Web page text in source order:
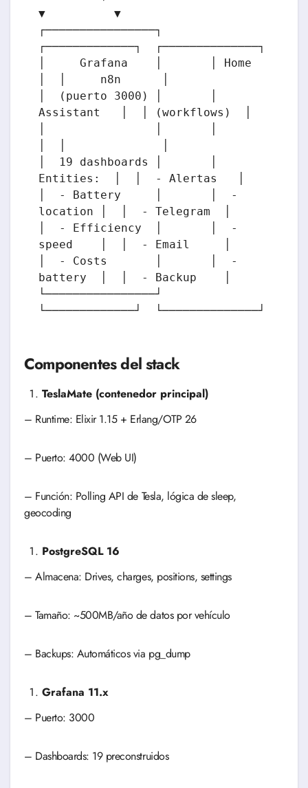
▼          ▼
┌────────────────┐
┌─────────────┐  ┌──────────────┐
│     Grafana    │       │ Home
│  │     n8n      │
│  (puerto 3000) │       │
Assistant   │  │ (workflows)  │
│  19 dashboards │       │
Entities:  │  │  - Alertas   │
│  - Battery     │       │  -
location │  │  - Telegram  │
│  - Efficiency  │       │  -
speed    │  │  - Email     │
│  - Costs       │       │  -
battery  │  │  - Backup    │
└────────────────┘
└─────────────┘  └──────────────┘
Componentes del stack
TeslaMate (contenedor principal)
– Runtime: Elixir 1.15 + Erlang/OTP 26
– Puerto: 4000 (Web UI)
– Función: Polling API de Tesla, lógica de sleep,
geocoding
PostgreSQL 16
– Almacena: Drives, charges, positions, settings
– Tamaño: ~500MB/año de datos por vehículo
– Backups: Automáticos via pg_dump
Grafana 11.x
– Puerto: 3000
– Dashboards: 19 preconstruidos